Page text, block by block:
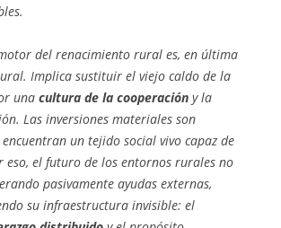
del renacimiento rural es, en última
Implica sustituir el viejo caldo de la
una cultura de la cooperación y la
Las inversiones materiales son
un tejido social vivo capaz de
eso, el futuro de los entornos rurales no
pasivamente ayudas externas,
su infraestructura invisible: el